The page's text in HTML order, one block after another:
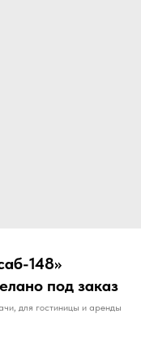
148»
под заказ
для гостиницы и аренды